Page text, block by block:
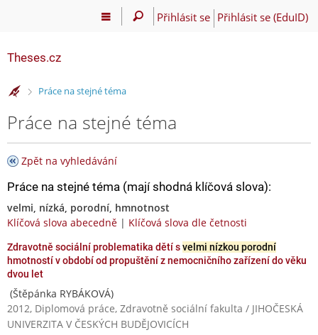
Přihlásit se Přihlásit se (EduID)
Theses.cz
>Práce na stejné téma
Práce na stejné téma
Zpět na vyhledávání
Práce na stejné téma (mají shodná klíčová slova):
velmi, nízká, porodní, hmnotnost
Klíčová slova abecedně | Klíčová slova dle četnosti
Zdravotně sociální problematika dětí svelmi nízkou porodní
hmotností v období od propuštění z nemocničního zařízení do věku
dvou let
(Štěpánka RYBÁKOVÁ)
2012, Diplomová práce, Zdravotně sociální fakulta / JIHOČESKÁ
UNIVERZITA V ČESKÝCH BUDĚJOVICÍCH